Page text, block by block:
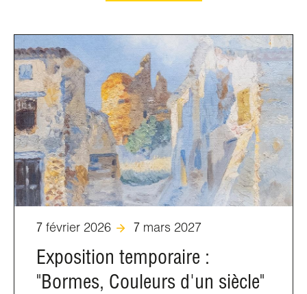
7 février 2026 7 mars 2027
Exposition temporaire :
"Bormes, Couleurs d'un siècle"